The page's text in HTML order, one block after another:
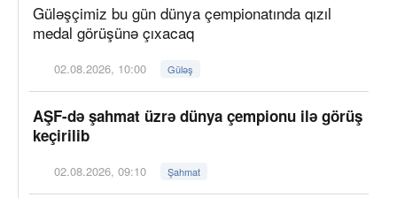
Güləşçimiz bu gün dünya çempionatında qızıl
medal görüşünə çıxacaq
02.08.2026, 10:00 Güləş
AŞF-də şahmat üzrə dünya çempionu ilə görüş
keçirilib
02.08.2026, 09:10 Şahmat